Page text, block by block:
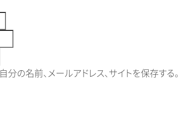
の名前、メールアドレス、サイトを保存する。